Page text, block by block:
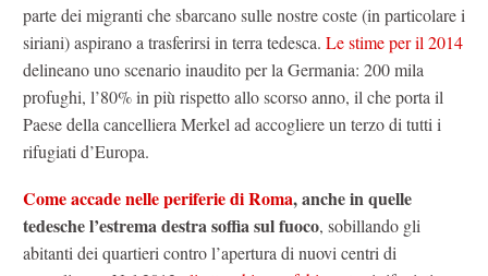
parte dei migranti che sbarcano sulle nostre coste (in particolare i
siriani) aspirano a trasferirsi in terra tedesca. Le stime per il 2014
delineano uno scenario inaudito per la Germania: 200 mila
profughi, l’80% in più rispetto allo scorso anno, il che porta il
Paese della cancelliera Merkel ad accogliere un terzo di tutti i
rifugiati d’Europa.
Come accade nelle periferie di Roma, anche in quelle
tedesche l’estrema destra soffia sul fuoco, sobillando gli
abitanti dei quartieri contro l’apertura di nuovi centri di